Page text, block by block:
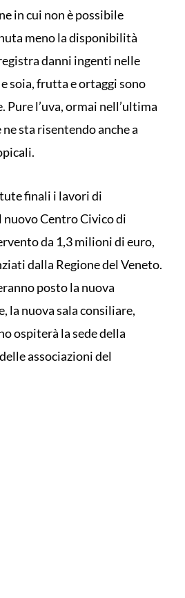
in cui non è possibile
meno la disponibilità
danni ingenti nelle
soia, frutta e ortaggi sono
l’uva, ormai nell’ultima
sta risentendo anche a
finali i lavori di
Centro Civico di
da 1,3 milioni di euro,
dalla Regione del Veneto.
posto la nuova
la nuova sala consiliare,
ospiterà la sede della
associazioni del